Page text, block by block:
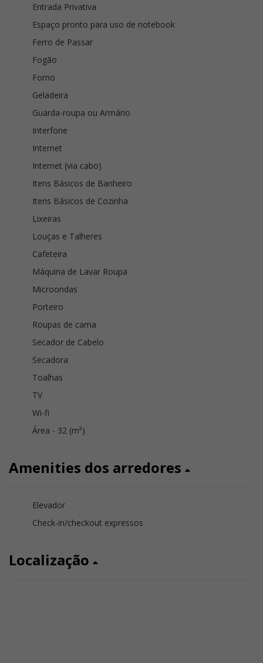
Entrada Privativa
Espaço pronto para uso de notebook
Ferro de Passar
Fogão
Forno
Geladeira
Guarda-roupa ou Armário
Interfone
Internet
Internet (via cabo)
Itens Básicos de Banheiro
Itens Básicos de Cozinha
Lixeiras
Louças e Talheres
Cafeteira
Máquina de Lavar Roupa
Microondas
Porteiro
Roupas de cama
Secador de Cabelo
Secadora
Toalhas
TV
Wi-fi
Área - 32 (m²)
Amenities dos arredores
Elevador
Check-in/checkout expressos
Localização